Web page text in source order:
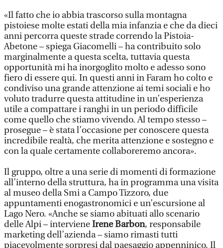
«Il fatto che io abbia trascorso sulla montagna
pistoiese molte estati della mia infanzia e che da dieci
anni percorra queste strade correndo la Pistoia-
Abetone – spiega Giacomelli – ha contribuito solo
marginalmente a questa scelta, tuttavia questa
opportunità mi ha inorgoglito molto e adesso sono
fiero di essere qui. In questi anni in Faram ho colto e
condiviso una grande attenzione ai temi sociali e ho
voluto tradurre questa attitudine in un’esperienza
utile a compattare i ranghi in un periodo difficile
come quello che stiamo vivendo. Al tempo stesso –
prosegue – è stata l’occasione per conoscere questa
incredibile realtà, che merita attenzione e sostegno e
con la quale certamente collaboreremo ancora».
Il gruppo, oltre a una serie di momenti di formazione
all’interno della struttura, ha in programma una visita
al museo della Smi a Campo Tizzoro, due
appuntamenti enogastronomici e un’escursione al
Lago Nero. «Anche se siamo abituati allo scenario
delle Alpi – intervieneIrene Barbon, responsabile
marketing dell’azienda – siamo rimasti tutti
piacevolmente sorpresi dal paesaggio appenninico. Il